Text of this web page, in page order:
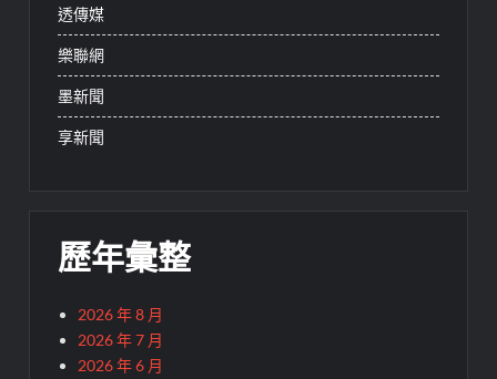
透傳媒
樂聯網
墨新聞
享新聞
歷年彙整
2026 年 8 月
2026 年 7 月
2026 年 6 月